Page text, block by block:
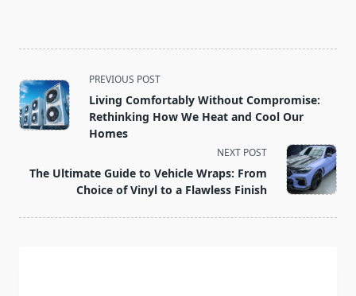
<span
class="nav-
subtitle
screen-
text">Page</span>
PREVIOUS POST
Living Comfortably Without Compromise:
Rethinking How We Heat and Cool Our
Homes
NEXT POST
The Ultimate Guide to Vehicle Wraps: From
Choice of Vinyl to a Flawless Finish